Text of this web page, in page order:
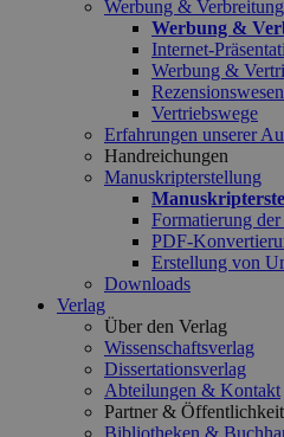
Werbung & Verbreitung
Werbung &
Internet-
Werbung &
Rezensionswesen
Vertriebswege
Erfahrungen unserer
Handreichungen
Manuskripterstellung
Formatierung
PDF-
Erstellung von
Downloads
Verlag
Über den Verlag
Wissenschaftsverlag
Dissertationsverlag
Abteilungen & Kontakt
Partner & Öffentlichkeit
Bibliotheken &